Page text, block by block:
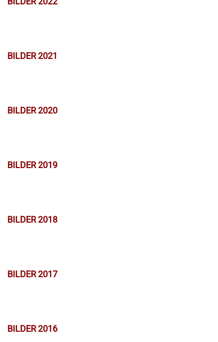
BILDER 2021
BILDER 2020
BILDER 2019
BILDER 2018
BILDER 2017
BILDER 2016